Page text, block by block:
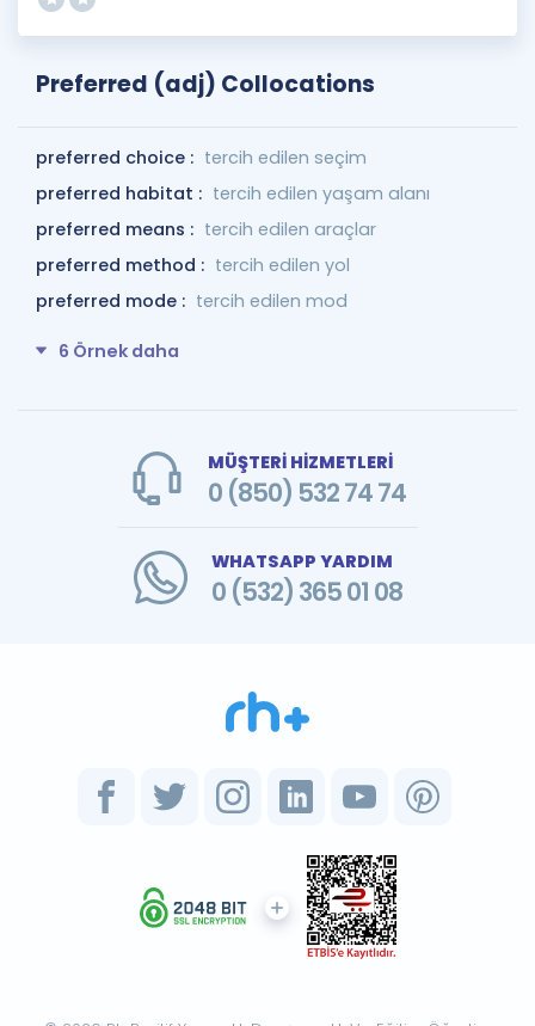
Preferred (adj) Collocations
preferred choice : tercih edilen seçim
preferred habitat : tercih edilen yaşam alanı
preferred means : tercih edilen araçlar
preferred method : tercih edilen yol
preferred mode : tercih edilen mod
6 Örnek daha
MÜŞTERİ HİZMETLERİ
0 (850) 532 74 74
WHATSAPP YARDIM
0 (532) 365 01 08